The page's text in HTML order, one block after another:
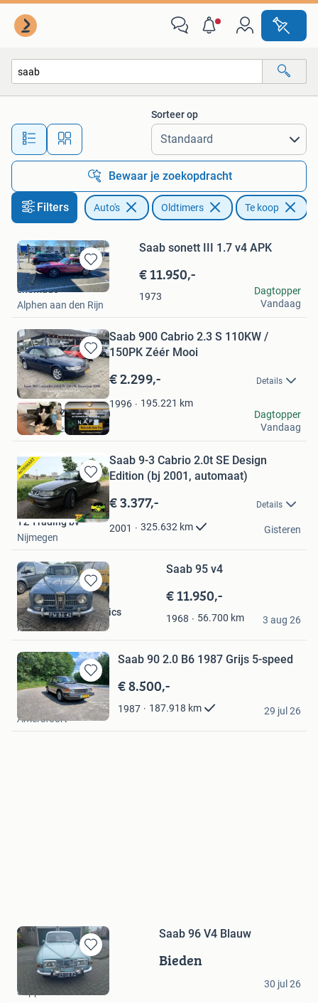
Alle afstanden…
Sorteer op
Bewaar je zoekopdracht
Filters Auto's Oldtimers Te koop
Bewaren
in
Favorieten
Saab sonett III 1.7 v4 APK
€ 11.950,-
1973
chemado
Alphen aan den Rijn
Dagtopper
Vandaag
Bewaren
in
Mijn
Favorieten
Saab 900 Cabrio 2.3 S 110KW /
150PK Zéér Mooi
€ 2.299,- Details
1996 195.221 km
Autohuis Zuiderveen
Oude Pekela
Dagtopper
Vandaag
Bewaren
in
Mijn
Favorieten
Saab 9-3 Cabrio 2.0t SE Design
Edition (bj 2001, automaat)
€ 3.377,- Details
2001 325.632 km
TZ Trading bv
Nijmegen
Gisteren
Bewaren
in
Mijn
Favorieten
Saab 95 v4
€ 11.950,-
1968 56.700 km
Jansen Cars & Classics
Hierden
3 aug 26
Bewaren
in
Mijn
Favorieten
Saab 90 2.0 B6 1987 Grijs 5-speed
€ 8.500,-
1987 187.918 km
Kelderman
Amersfoort
29 jul 26
Bewaren
in
Mijn
Favorieten
Saab 96 V4 Blauw
Bieden
Sandor
Sappemeer
30 jul 26